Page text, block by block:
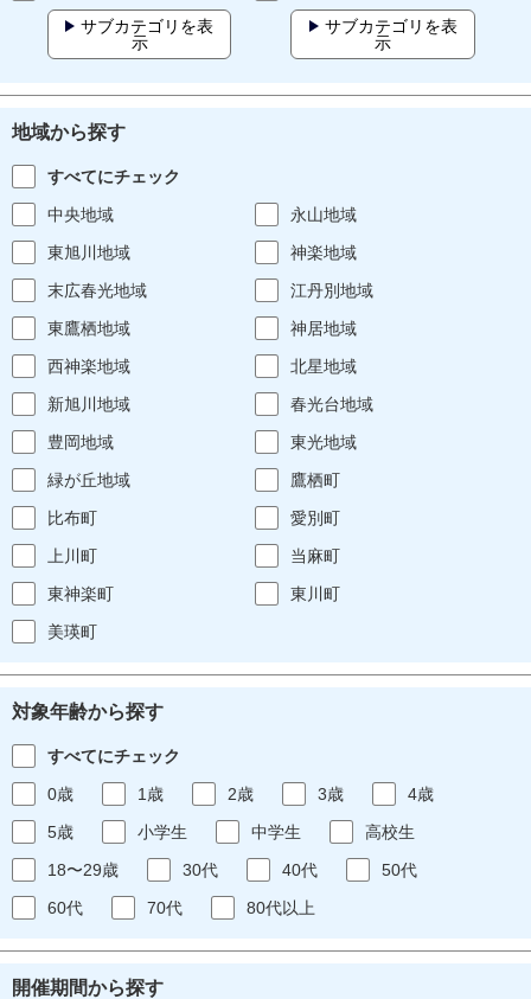
サブカテゴリを表
示
サブカテゴリを表
示
地域から探す
すべてにチェック
中央地域
永山地域
東旭川地域
神楽地域
末広春光地域
江丹別地域
東鷹栖地域
神居地域
西神楽地域
北星地域
新旭川地域
春光台地域
豊岡地域
東光地域
緑が丘地域
鷹栖町
比布町
愛別町
上川町
当麻町
東神楽町
東川町
美瑛町
対象年齢から探す
すべてにチェック
0歳
1歳 2歳 3歳
4歳
5歳
小学生 中学生
高校生
18〜29歳
30代 40代
50代
60代
70代 80代以上
開催期間から探す